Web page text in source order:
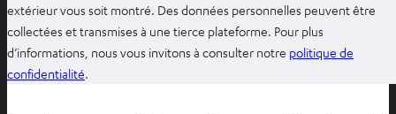
extérieur vous soit montré. Des données personnelles peuvent être
collectées et transmises à une tierce plateforme. Pour plus
d’informations, nous vous invitons à consulter notre politique de
confidentialité.